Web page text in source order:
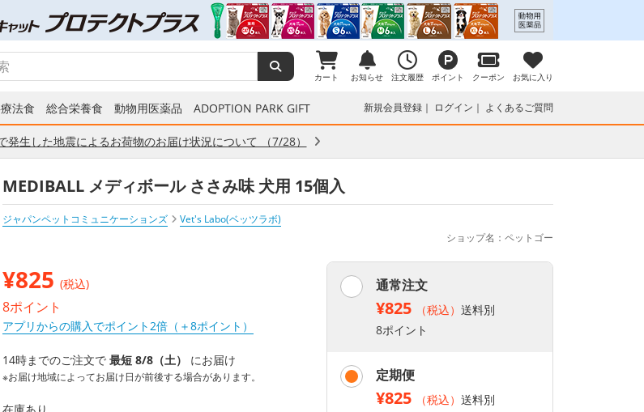
カート お知らせ 注文履歴 ポイント クーポン お気に入り
法食 総合栄養食 動物用医薬品 ADOPTION PARK GIFT 新規会員登録 ログイン よくあるご質問
発生した地震によるお荷物のお届け状況について （7/28）
MEDIBALL メディボール ささみ味 犬用 15個入
ジャパンペットコミュニケーションズ
Vet's Labo(ベッツラボ)
ショップ名：ペットゴー
¥825 (税込)
8ポイント
アプリからの購入でポイント2倍（＋8ポイント）
14時までのご注文で 最短 8/8（土） にお届け
※お届け地域によってお届け日が前後する場合があります。
通常注文
¥825 （税込） 送料別
8ポイント
定期便
¥825 （税込） 送料別